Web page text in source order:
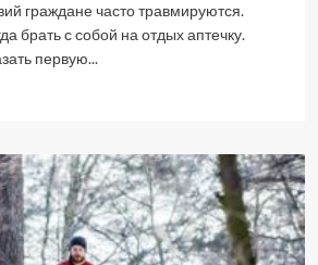
граждане часто травмируются.
брать с собой на отдых аптечку.
первую...